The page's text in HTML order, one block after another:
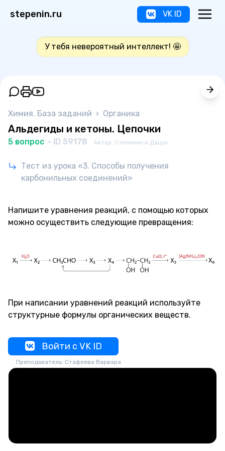
stepenin.ru VK ID
У тебя невероятный интеллект! 🤩
Химия. База заданий › Органика
Альдегиды и кетоны. Цепочки
5 вопрос · ID 59178 Автор: Степенин и Дацук
Тест из урока «3. Способы получения
карбонильных соединений»
Напишите уравнения реакций, с помощью которых
можно осуществить следующие превращения:
При написании уравнений реакций используйте
структурные формулы органических веществ.
Войти с VK ID
Преподаватель: Стафеева Варвара